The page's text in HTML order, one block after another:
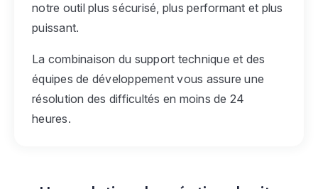
notre outil plus sécurisé, plus performant et plus
puissant.
La combinaison du support technique et des
équipes de développement vous assure une
résolution des difficultés en moins de 24
heures.